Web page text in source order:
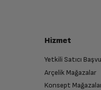
Hizmet
Yetkili Satıcı
Arçelik Mağazalar
Konsept